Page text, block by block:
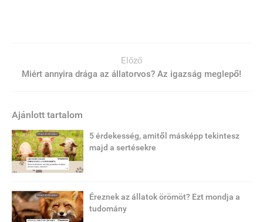
Előző
Miért annyira drága az állatorvos? Az igazság meglepő!
Ajánlott tartalom
5 érdekesség, amitől másképp tekintesz
majd a sertésekre
Éreznek az állatok örömöt? Ezt mondja a
tudomány